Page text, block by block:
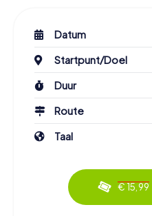
Datum
Startpunt/Doel
Duur
Route
Taal
€ 15,99